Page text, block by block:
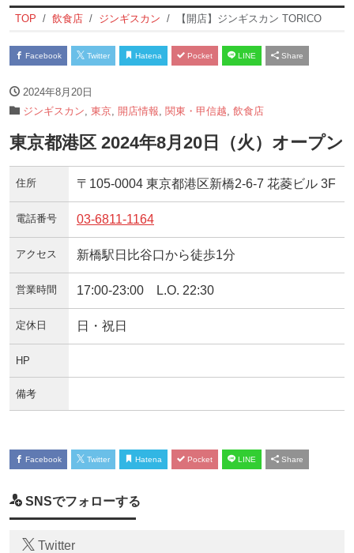
TOP 飲食店 ジンギスカン 【開店】ジンギスカン TORICO
Facebook Twitter Hatena Pocket LINE Share
2024年8月20日
ジンギスカン 東京 開店情報 関東・甲信越 飲食店
東京都港区 2024年8月20日（火）オープン
住所 〒105-0004 東京都港区新橋2-6-7 花菱ビル 3F
電話番号 03-6811-1164
アクセス 新橋駅日比谷口から徒歩1分
営業時間 17:00-23:00 L.O. 22:30
定休日 日・祝日
HP
備考
Facebook Twitter Hatena Pocket LINE Share
SNSでフォローする
Twitter